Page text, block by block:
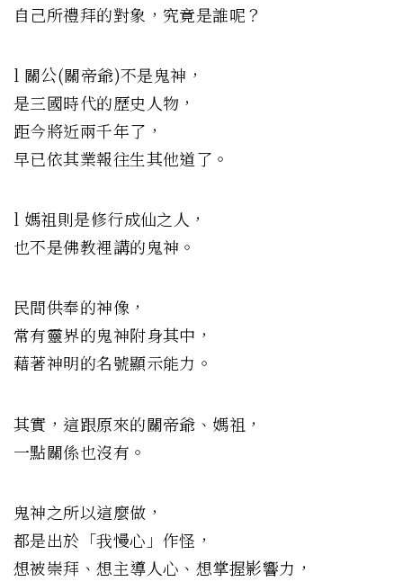
自己所禮拜的對象，究竟是誰呢？
l 關公(關帝爺)不是鬼神，
是三國時代的歷史人物，
距今將近兩千年了，
早已依其業報往生其他道了。
l 媽祖則是修行成仙之人，
也不是佛教裡講的鬼神。
民間供奉的神像，
常有靈界的鬼神附身其中，
藉著神明的名號顯示能力。
其實，這跟原來的關帝爺、媽祖，
一點關係也沒有。
鬼神之所以這麼做，
都是出於「我慢心」作怪，
想被崇拜、想主導人心、想掌握影響力，